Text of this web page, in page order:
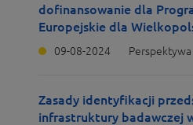
dofinansowanie dla
Europejskie dla
09-08-2024
Zasady identyfikacji
infrastruktury badawczej